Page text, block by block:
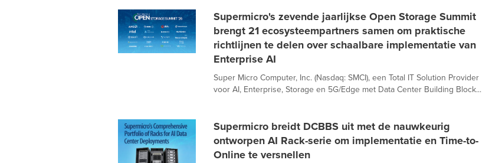
Supermicro's zevende jaarlijkse Open Storage Summit
brengt 21 ecosysteempartners samen om praktische
richtlijnen te delen over schaalbare implementatie van
Enterprise AI
Super Micro Computer, Inc. (Nasdaq: SMCI), een Total IT Solution Provider
voor AI, Enterprise, Storage en 5G/Edge met Data Center Building Block...
Supermicro breidt DCBBS uit met de nauwkeurig
ontworpen AI Rack-serie om implementatie en Time-to-
Online te versnellen